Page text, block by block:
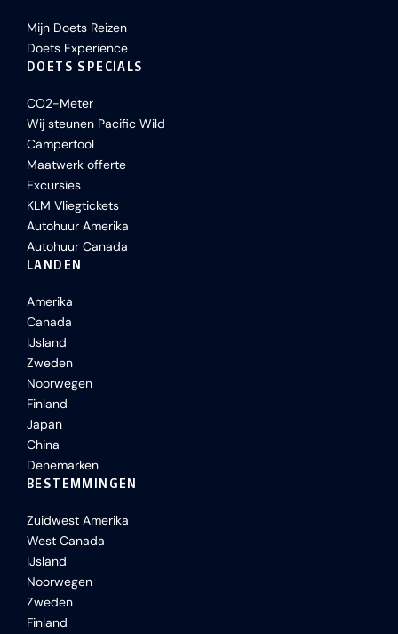
Mijn Doets Reizen
Doets Experience
DOETS SPECIALS
CO2-Meter
Wij steunen Pacific Wild
Campertool
Maatwerk offerte
Excursies
KLM Vliegtickets
Autohuur Amerika
Autohuur Canada
LANDEN
Amerika
Canada
IJsland
Zweden
Noorwegen
Finland
Japan
China
Denemarken
BESTEMMINGEN
Zuidwest Amerika
West Canada
IJsland
Noorwegen
Zweden
Finland